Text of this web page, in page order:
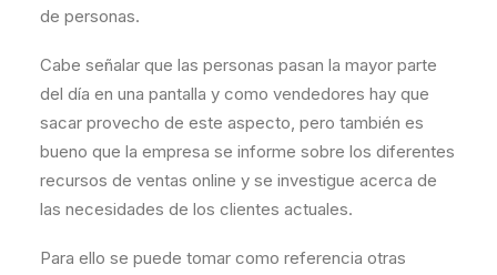
de personas.
Cabe señalar que las personas pasan la mayor parte
del día en una pantalla y como vendedores hay que
sacar provecho de este aspecto, pero también es
bueno que la empresa se informe sobre los diferentes
recursos de ventas online y se investigue acerca de
las necesidades de los clientes actuales.
Para ello se puede tomar como referencia otras